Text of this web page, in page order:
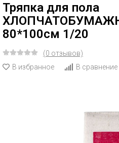
Тряпка для пола
80*100см 1/20
(0 отзывов)
В избранное
В сравнение